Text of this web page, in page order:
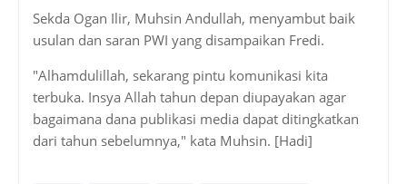
Sekda Ogan Ilir, Muhsin Andullah, menyambut baik
usulan dan saran PWI yang disampaikan Fredi.
"Alhamdulillah, sekarang pintu komunikasi kita
terbuka. Insya Allah tahun depan diupayakan agar
bagaimana dana publikasi media dapat ditingkatkan
dari tahun sebelumnya," kata Muhsin. [Hadi]